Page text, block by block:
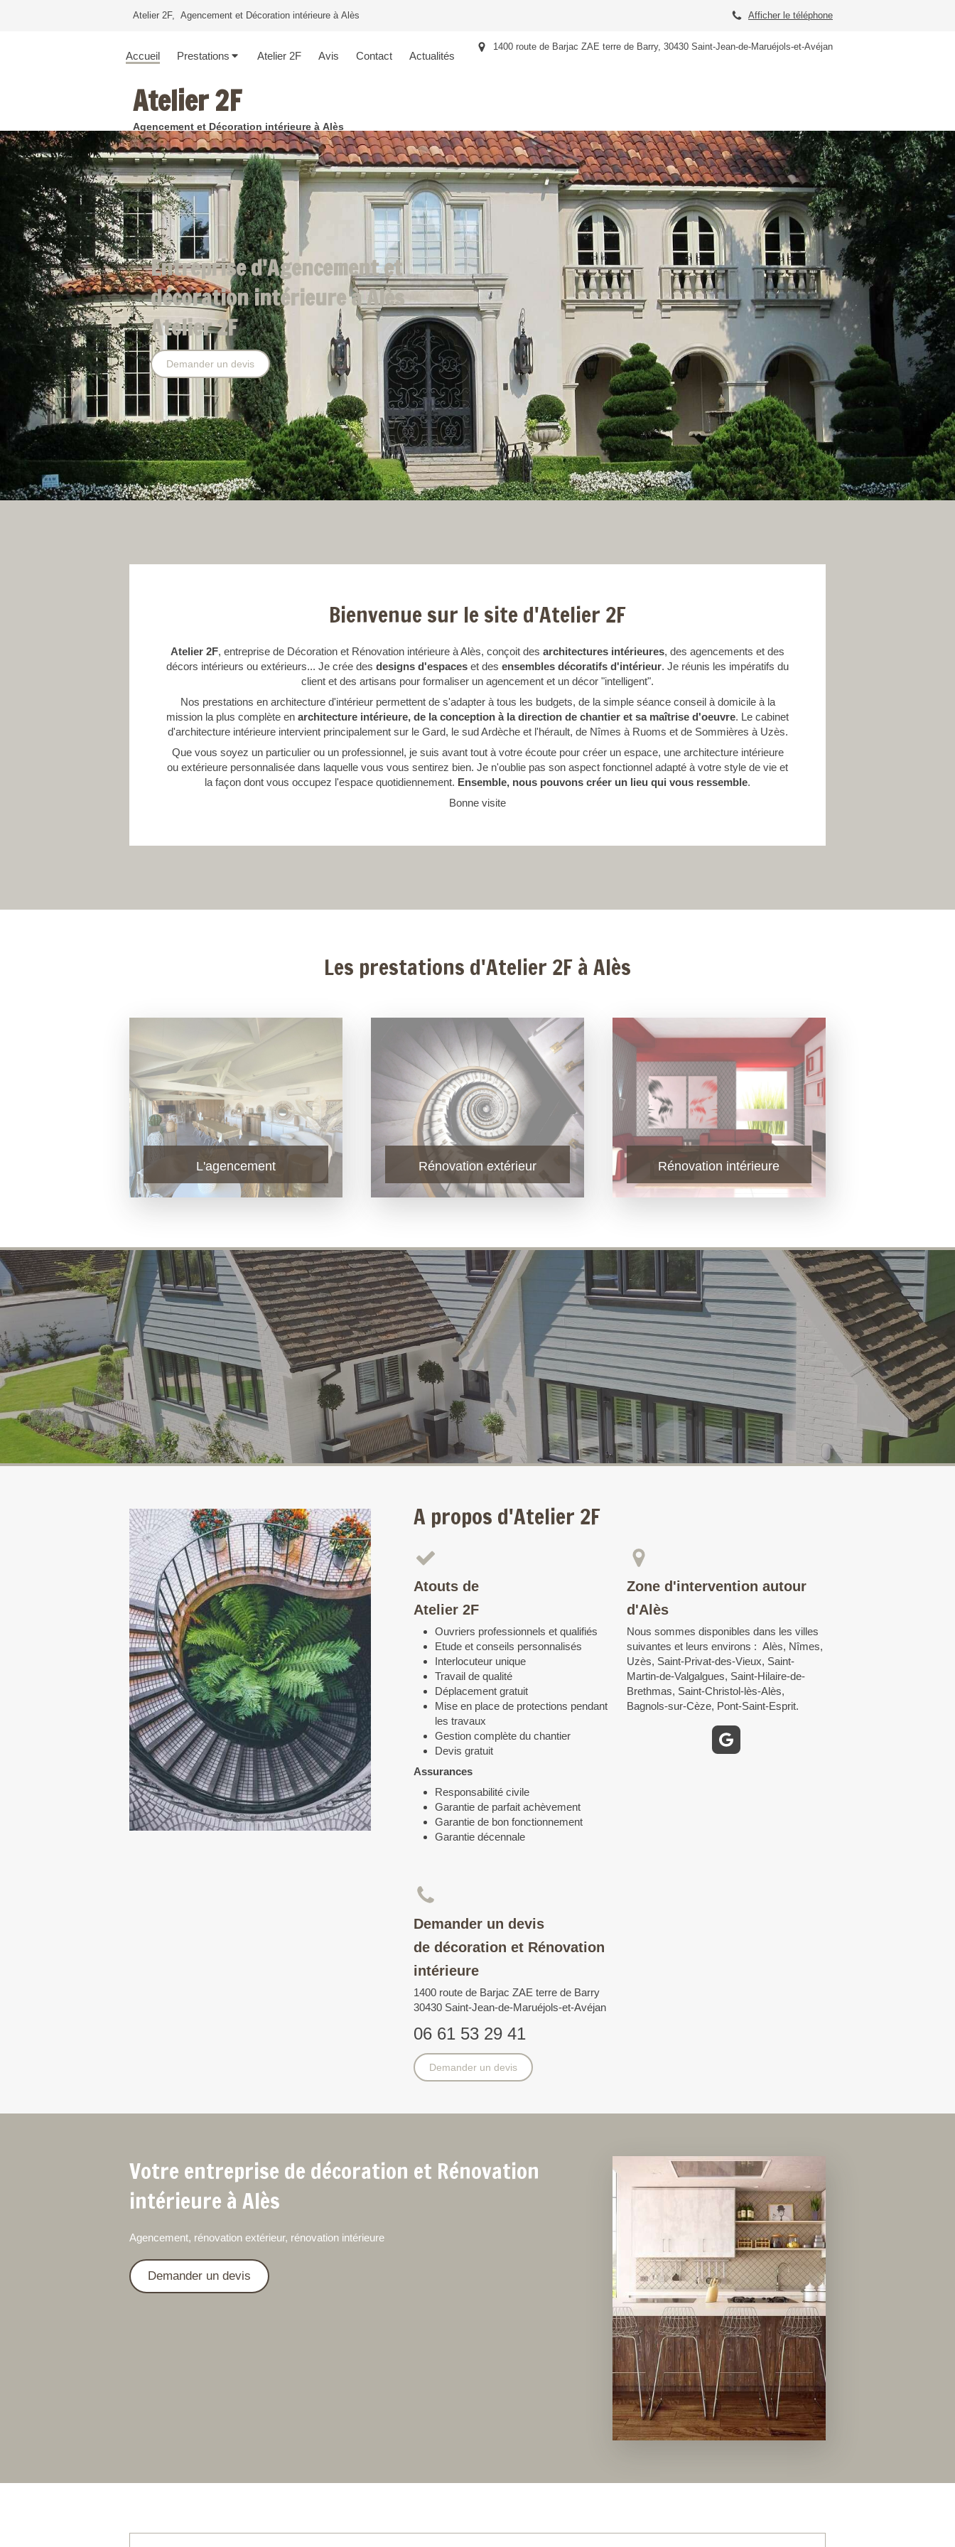
Atelier 2F, Agencement et Décoration intérieure à Alès Afficher le téléphone
1400 route de Barjac ZAE terre de Barry, 30430 Saint-Jean-de-Maruéjols-et-Avéjan
Accueil Prestations Atelier 2F Avis Contact Actualités
Atelier 2F
Agencement et Décoration intérieure à Alès
Entreprise d'Agencement et
décoration intérieure à Alès
Atelier 2F
Demander un devis
Bienvenue sur le site d'Atelier 2F
Atelier 2F, entreprise de Décoration et Rénovation intérieure à Alès, conçoit des architectures intérieures, des agencements et des
décors intérieurs ou extérieurs... Je crée des designs d'espaces et des ensembles décoratifs d'intérieur. Je réunis les impératifs du
client et des artisans pour formaliser un agencement et un décor "intelligent".
Nos prestations en architecture d'intérieur permettent de s'adapter à tous les budgets, de la simple séance conseil à domicile à la
mission la plus complète en architecture intérieure, de la conception à la direction de chantier et sa maîtrise d'oeuvre. Le cabinet
d'architecture intérieure intervient principalement sur le Gard, le sud Ardèche et l'hérault, de Nîmes à Ruoms et de Sommières à Uzès.
Que vous soyez un particulier ou un professionnel, je suis avant tout à votre écoute pour créer un espace, une architecture intérieure
ou extérieure personnalisée dans laquelle vous vous sentirez bien. Je n'oublie pas son aspect fonctionnel adapté à votre style de vie et
la façon dont vous occupez l'espace quotidiennement. Ensemble, nous pouvons créer un lieu qui vous ressemble.
Bonne visite
Les prestations d'Atelier 2F à Alès
L'agencement Rénovation extérieur Rénovation intérieure
A propos d'Atelier 2F
Atouts de
Atelier 2F
Ouvriers professionnels et qualifiés
Etude et conseils personnalisés
Interlocuteur unique
Travail de qualité
Déplacement gratuit
Mise en place de protections pendant
les travaux
Gestion complète du chantier
Devis gratuit
Assurances
Responsabilité civile
Garantie de parfait achèvement
Garantie de bon fonctionnement
Garantie décennale
Zone d'intervention autour
d'Alès
Nous sommes disponibles dans les villes
suivantes et leurs environs : Alès, Nîmes,
Uzès, Saint-Privat-des-Vieux, Saint-
Martin-de-Valgalgues, Saint-Hilaire-de-
Brethmas, Saint-Christol-lès-Alès,
Bagnols-sur-Cèze, Pont-Saint-Esprit.
Demander un devis
de décoration et Rénovation
intérieure
1400 route de Barjac ZAE terre de Barry
30430 Saint-Jean-de-Maruéjols-et-Avéjan
06 61 53 29 41
Demander un devis
Votre entreprise de décoration et Rénovation
intérieure à Alès
Agencement, rénovation extérieur, rénovation intérieure
Demander un devis